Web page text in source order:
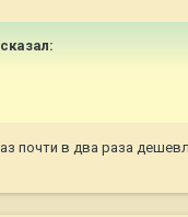
почти в два раза